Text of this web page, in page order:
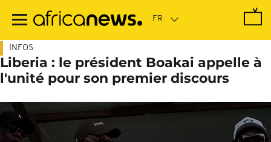
contenu
INFOS
Liberia : le président Boakai appelle à
l'unité pour son premier discours